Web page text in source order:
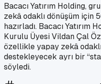
Bacacı Yatırım Holding,
zekâ odaklı dönüşüm için
hazırladı. Bacacı
Kurulu Üyesi Vildan Çal
özellikle yapay zekâ
destekleyecek ayrı bir
söyledi.